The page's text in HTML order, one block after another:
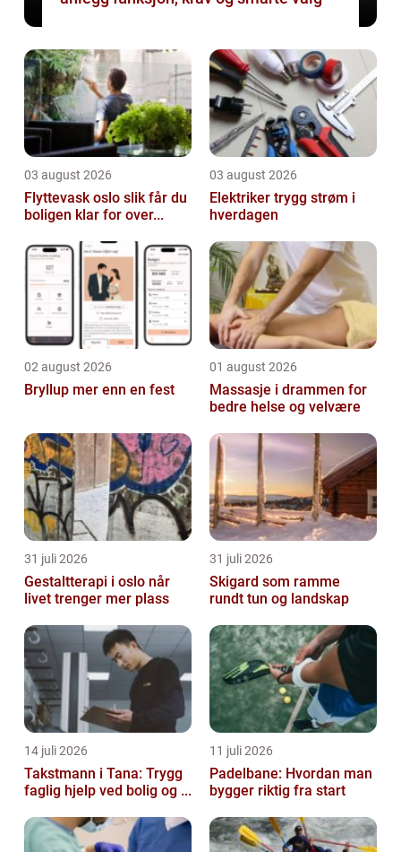
03 august 2026
Flyttevask oslo slik får du
boligen klar for over...
03 august 2026
Elektriker trygg strøm i
hverdagen
02 august 2026
Bryllup mer enn en fest
01 august 2026
Massasje i drammen for
bedre helse og velvære
31 juli 2026
Gestaltterapi i oslo når
livet trenger mer plass
31 juli 2026
Skigard som ramme
rundt tun og landskap
14 juli 2026
Takstmann i Tana: Trygg
faglig hjelp ved bolig og ...
11 juli 2026
Padelbane: Hvordan man
bygger riktig fra start